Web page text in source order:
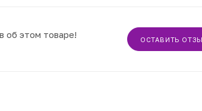
ОСТАВИТЬ
об этом товаре!